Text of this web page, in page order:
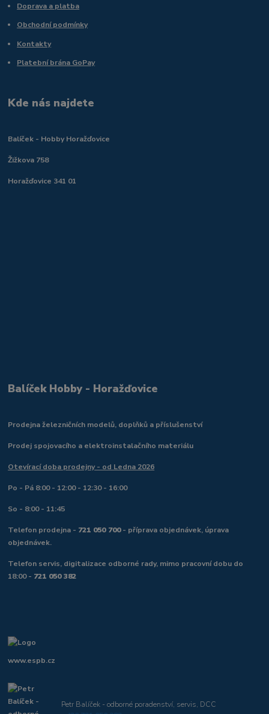
Doprava a platba
Obchodní podmínky
Kontakty
Platební brána GoPay
Kde nás najdete
Balíček - Hobby Horažďovice
Žižkova 758
Horažďovice 341 01
Balíček Hobby - Horažďovice
Prodejna železničních modelů, doplňků a příslušenství
Prodej spojovacího a elektroinstalačního materiálu
Otevírací doba prodejny - od Ledna 2026
Po - Pá 8:00 - 12:00 - 12:30 - 16:00
So - 8:00 - 11:45
Telefon prodejna - 721 050 700- příprava objednávek, úprava
objednávek.
Telefon servis, digitalizace odborné rady, mimo pracovní dobu do
18:00 - 721 050 382
www.espb.cz
Petr Balíček - odborné poradenství, servis, DCC